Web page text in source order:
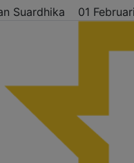
Suardhika
01